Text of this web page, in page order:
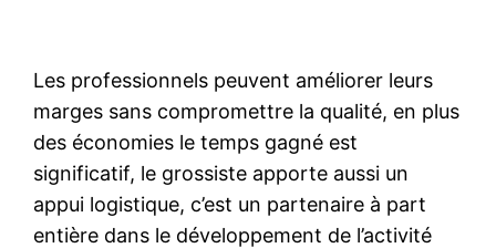
Les professionnels peuvent améliorer leurs
marges sans compromettre la qualité, en plus
des économies le temps gagné est
significatif, le grossiste apporte aussi un
appui logistique, c’est un partenaire à part
entière dans le développement de l’activité